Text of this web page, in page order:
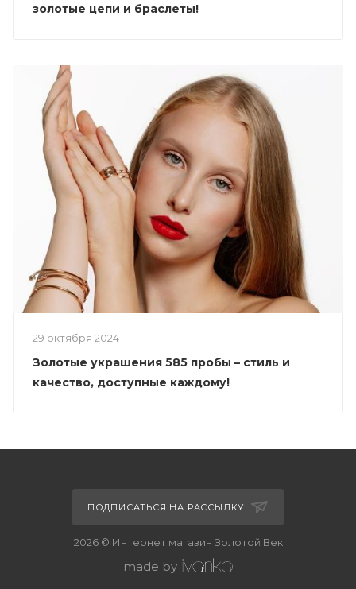
золотые цепи и браслеты!
29 октября 2024
Золотые украшения 585 пробы – стиль и
качество, доступные каждому!
ПОДПИСАТЬСЯ НА РАССЫЛКУ
2026 © Интернет магазин Золотой Век
made by